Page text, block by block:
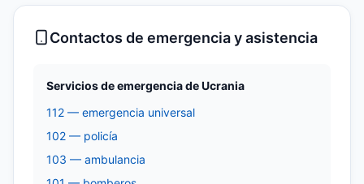
Contactos de emergencia y asistencia
Servicios de emergencia de Ucrania
112 — emergencia universal
102 — policía
103 — ambulancia